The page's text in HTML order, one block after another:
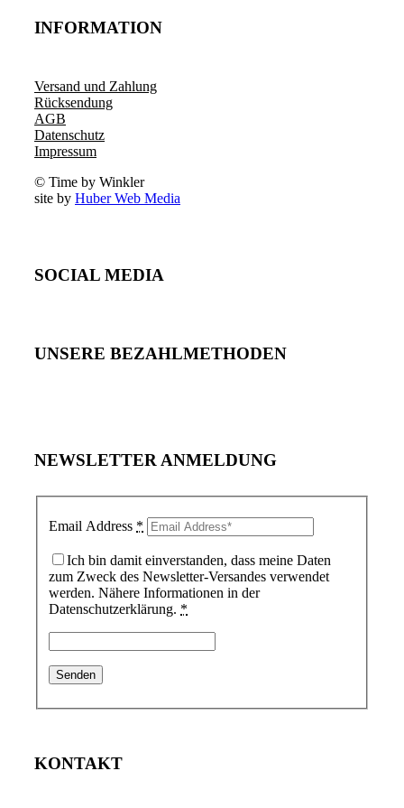
INFORMATION
Versand und Zahlung
Rücksendung
AGB
Datenschutz
Impressum
© Time by Winkler
site by Huber Web Media
SOCIAL MEDIA
UNSERE BEZAHLMETHODEN
NEWSLETTER ANMELDUNG
Email Address *
Ich bin damit einverstanden, dass meine Daten
zum Zweck des Newsletter-Versandes verwendet
werden. Nähere Informationen in der
Datenschutzerklärung. *
KONTAKT